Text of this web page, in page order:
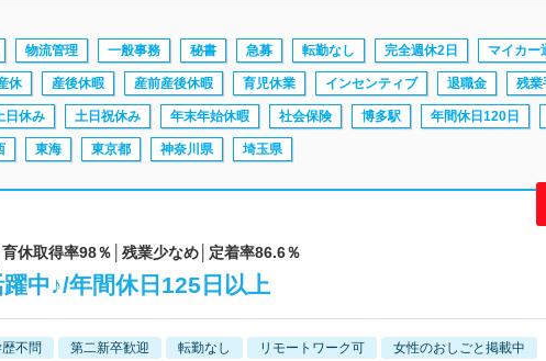
物流管理 一般事務 秘書 急募 転勤なし 完全週休2日 マイカー
休 産後休暇 産前産後休暇 育児休業 インセンティブ 退職金 残業
日休み 土日祝休み 年末年始休暇 社会保険 博多駅 年間休日120日
東海 東京都 神奈川県 埼玉県
休取得率98％│残業少なめ│定着率86.6％
中♪/年間休日125日以上
不問 第二新卒歓迎 転勤なし リモートワーク可 女性のおしごと掲載中